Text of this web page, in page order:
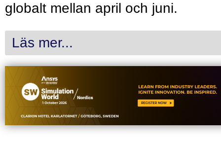
globalt mellan april och juni.
Läs mer...